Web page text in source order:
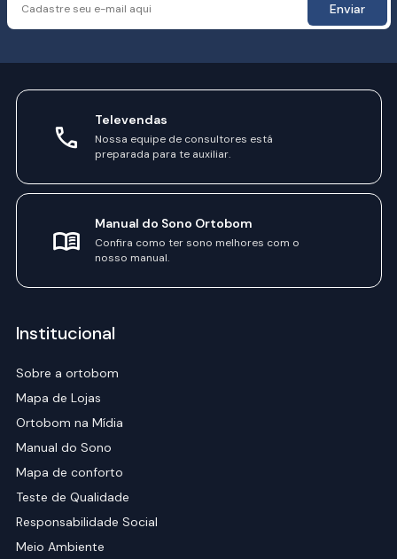
Enviar
Televendas
Nossa equipe de consultores está
preparada para te auxiliar.
Manual do Sono Ortobom
Confira como ter sono melhores com o
nosso manual.
Institucional
Sobre a ortobom
Mapa de Lojas
Ortobom na Mídia
Manual do Sono
Mapa de conforto
Teste de Qualidade
Responsabilidade Social
Meio Ambiente